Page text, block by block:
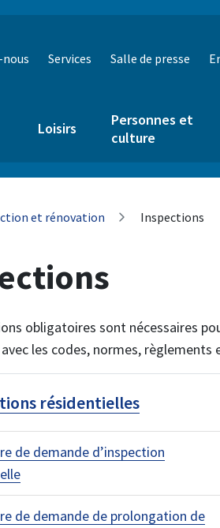
nous Services Salle de presse
Loisirs
Personnes et
culture
et rénovation Inspections
obligatoires sont nécessaires
les codes, normes, règlements
résidentielles
de demande d’inspection
de demande de prolongation de